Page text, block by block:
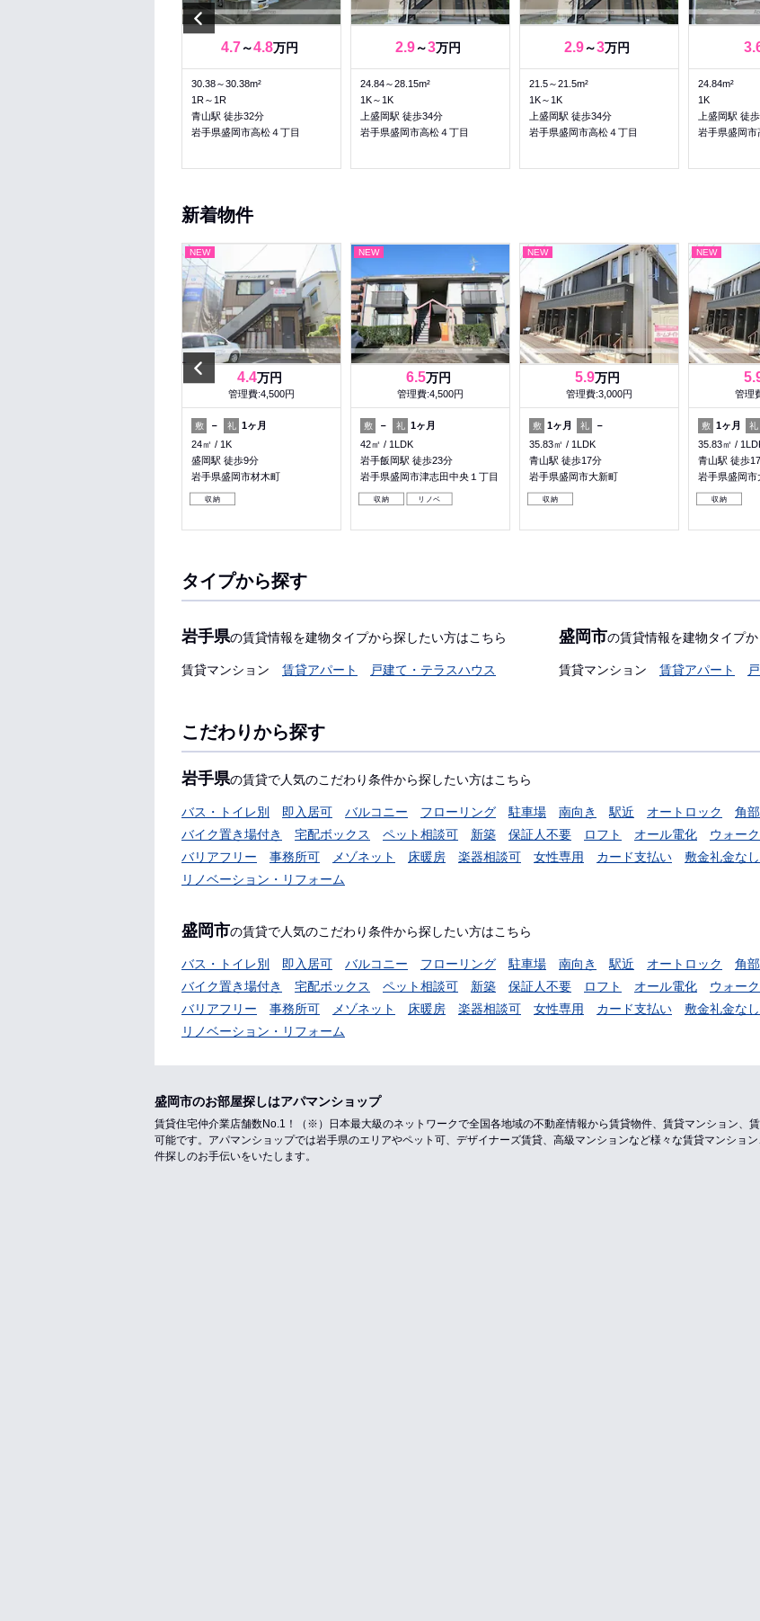
Previous
4.7～4.8万円
30.38～30.38m²
1R～1R
青山駅 徒歩32分
岩手県盛岡市高松４丁目
2.9～3万円
24.84～28.15m²
1K～1K
上盛岡駅 徒歩34分
岩手県盛岡市高松４丁目
2.9～3万円
21.5～21.5m²
1K～1K
上盛岡駅 徒歩34分
岩手県盛岡市高松４丁目
24.84m²
1K
上盛岡駅 徒
岩手県盛岡市
新着物件
Previous
NEW
4.4万円
管理費:4,500円
敷 － 礼 1ヶ月
24㎡
1K
盛岡駅 徒歩9分
岩手県盛岡市材木町
収納
NEW
6.5万円
管理費:4,500円
敷 － 礼 1ヶ月
42㎡
1LDK
岩手飯岡駅 徒歩23分
岩手県盛岡市津志田中央１丁目
収納 リノベ
NEW
5.9万円
管理費:3,000円
敷 1ヶ月 礼
－
35.83㎡
1LDK
青山駅 徒歩17分
岩手県盛岡市大新町
収納
NEW
管理
敷 1ヶ月 礼
35.83㎡
青山駅 徒歩
岩手県盛岡市
収納
タイプから探す
岩手県の賃貸情報を建物タイプから探したい方はこちら
賃貸マンション 賃貸アパート 戸建て・テラスハウス
盛岡市の賃貸情報を建物タイプ
賃貸マンション 賃貸アパート
こだわりから探す
岩手県の賃貸で人気のこだわり条件から探したい方はこちら
バス・トイレ別 即入居可 バルコニー フローリング 駐車場 南向き 駅近 オートロック 角
バイク置き場付き
宅配ボックス ペット相談可 新築 保証人不要 ロフト オール電化 ウォー
バリアフリー
事務所可 メゾネット 床暖房 楽器相談可 女性専用 カード支払い 敷金礼金なし
リノベーション・リフォーム
盛岡市の賃貸で人気のこだわり条件から探したい方はこちら
バス・トイレ別 即入居可 バルコニー フローリング 駐車場 南向き 駅近 オートロック 角
バイク置き場付き
宅配ボックス ペット相談可 新築 保証人不要 ロフト オール電化 ウォー
バリアフリー
事務所可 メゾネット 床暖房 楽器相談可 女性専用 カード支払い 敷金礼金なし
リノベーション・リフォーム
盛岡市のお部屋探しはアパマンショップ
賃貸住宅仲介業店舗数No.1！（※）日本最大級のネットワークで全国各地域の不動産情報から賃貸物件、賃貸マンション、
可能です。アパマンショップでは岩手県のエリアやペット可、デザイナーズ賃貸、高級マンションなど様々な賃貸マンショ
件探しのお手伝いをいたします。